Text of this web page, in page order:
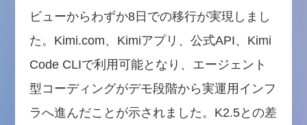
ビューからわずか8日での移行が実現しまし
た。Kimi.com、Kimiアプリ、公式API、Kimi
Code CLIで利用可能となり、エージェント
型コーディングがデモ段階から実運用インフ
ラへ進んだことが示されました。K2.5との差